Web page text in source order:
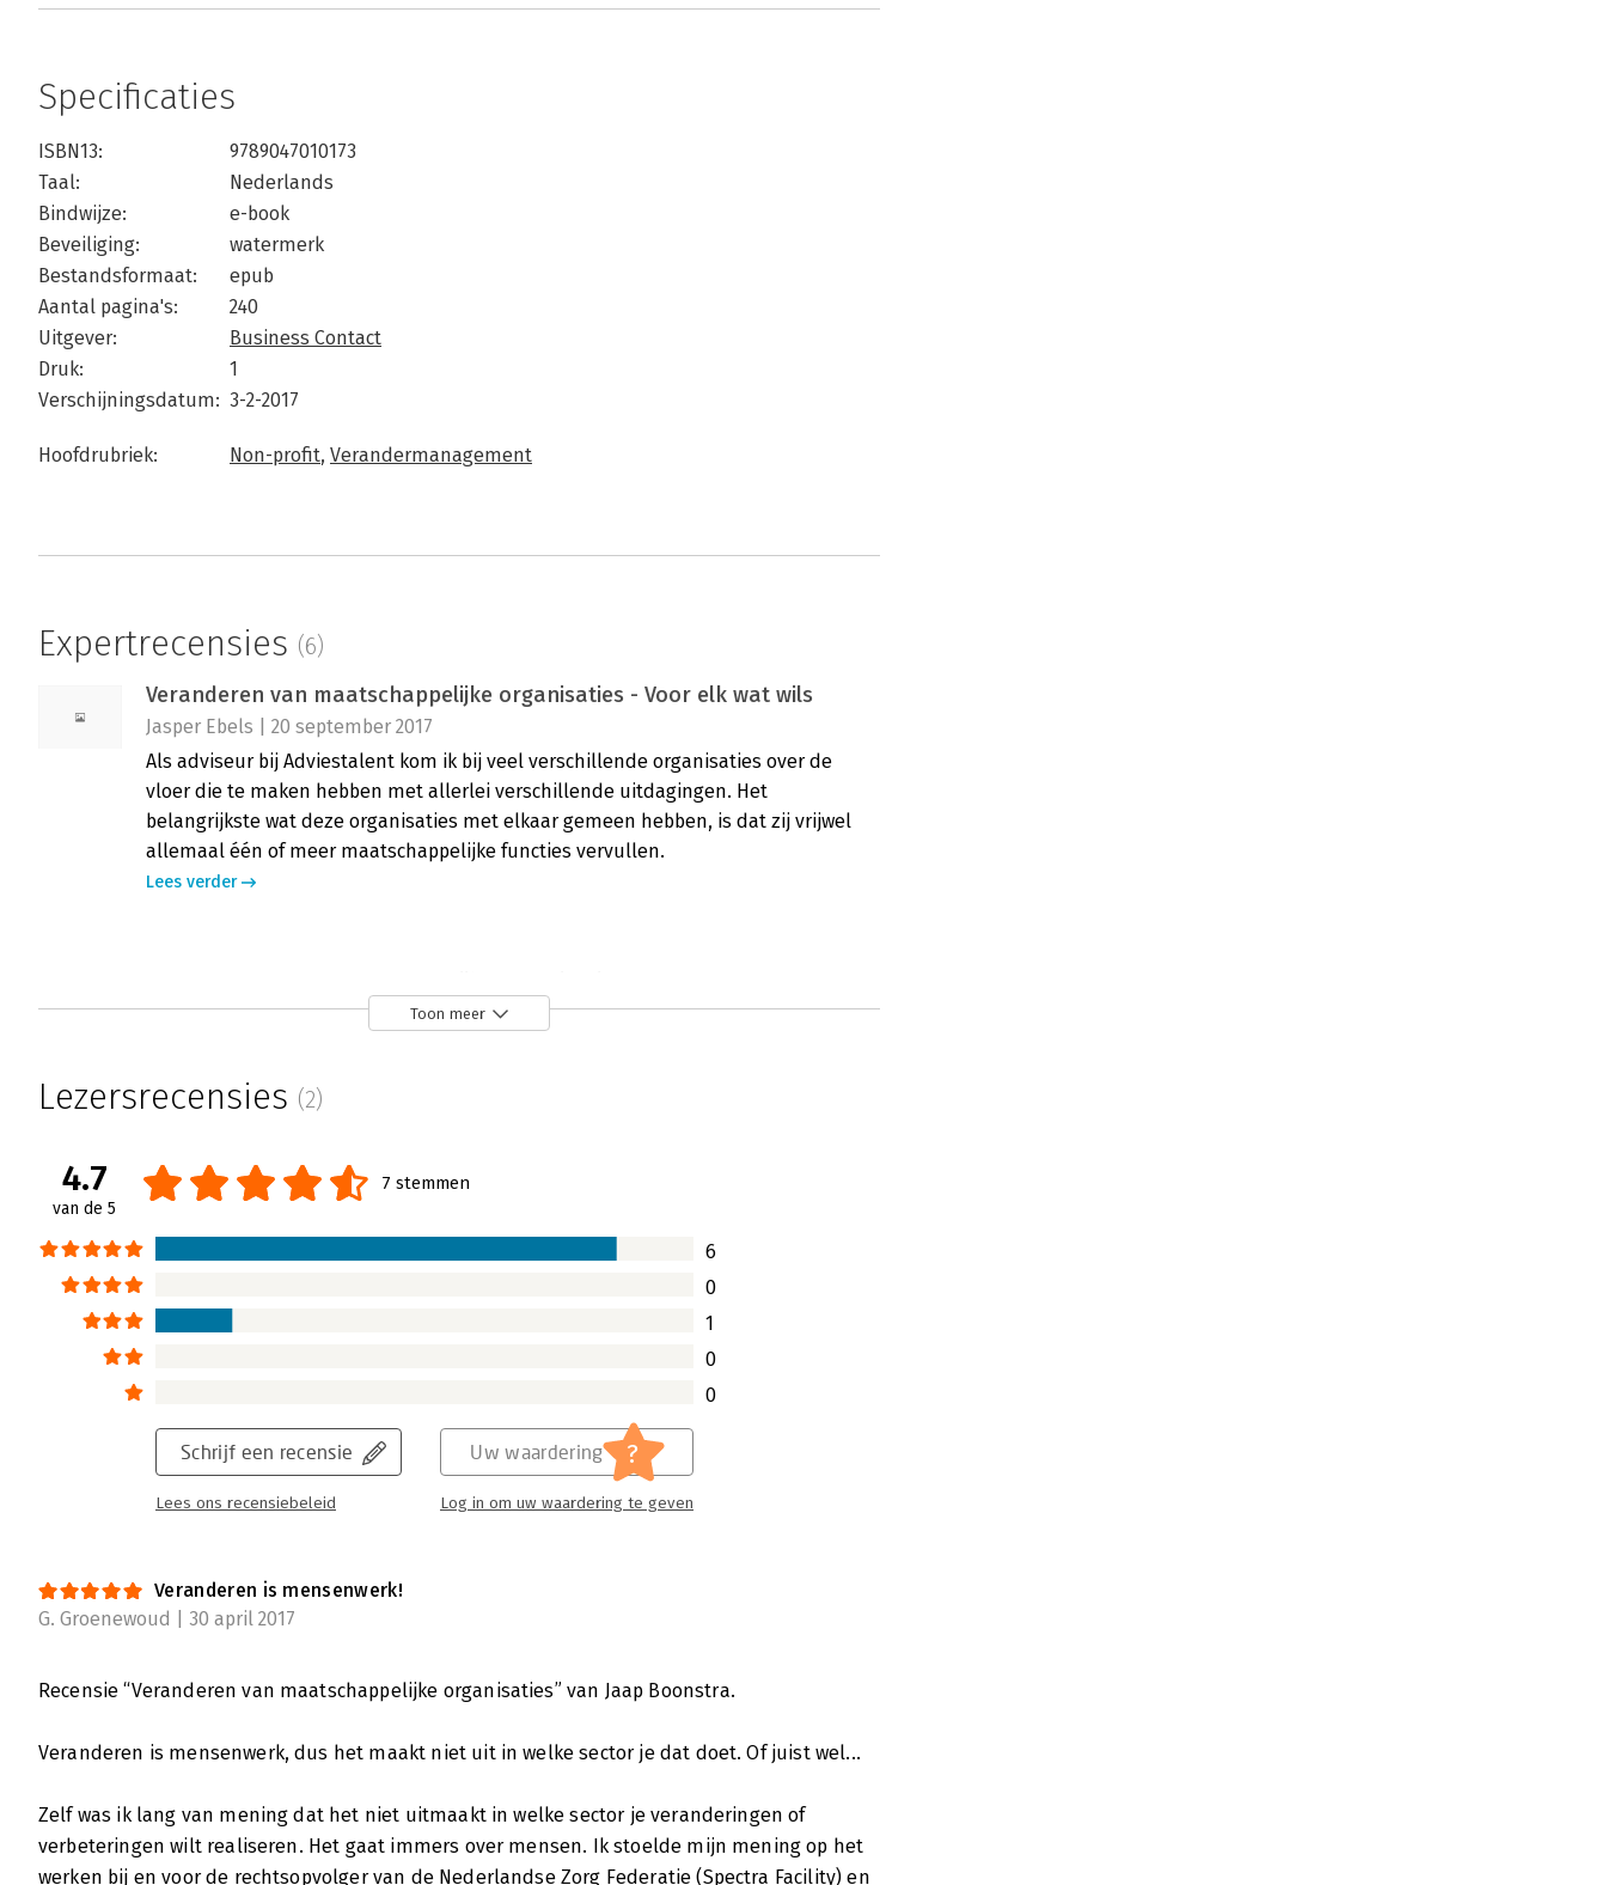
Specificaties
ISBN13:
9789047010173
Taal:
Nederlands
Bindwijze:
e-book
Beveiliging:
watermerk
Bestandsformaat:
epub
Aantal pagina's:
240
Uitgever:
Business Contact
Druk:
1
Verschijningsdatum: 3-2-2017
Hoofdrubriek: Non-profit, Verandermanagement
Expertrecensies (6)
Veranderen van maatschappelijke organisaties - Voor elk wat wils
Jasper Ebels | 20 september 2017
Als adviseur bij Adviestalent kom ik bij veel verschillende organisaties over de
vloer die te maken hebben met allerlei verschillende uitdagingen. Het
belangrijkste wat deze organisaties met elkaar gemeen hebben, is dat zij vrijwel
allemaal één of meer maatschappelijke functies vervullen.
Lees verder
Nico Jong | 1 mei 2017
wat van maatschappelijke waarde is. Ze hebben geen winstoogmerk. Ze zijn
bijzonder omdat ze functioneren in het spanningsveld tussen overheid, markt en
Lees verder
Veranderen van maatschappelijke organisaties - Een heerlijk boek
Ik zit in het ochtendzonnetje, met een kopje koffie en ik begin eindelijk aan het
boek dat ik al een tijdje heb liggen: Veranderen van maatschappelijke organisaties
Lees verder
veranderopgaven
Frank van Kuijck | 11 april 2017
media, digitalisering, verandering van businessmodellen, mondiger burgers, maar
Lees verder
Veranderen van maatschappelijke organisaties
Stefanie Beyens | 21 maart 2017
Toon meer
Lezersrecensies (2)
4.7
van de 5
7 stemmen
6
0
1
0
0
Schrijf een recensie
Lees ons recensiebeleid
Uw waardering ?
Log in om uw waardering te geven
Veranderen is mensenwerk!
G. Groenewoud | 30 april 2017
Recensie “Veranderen van maatschappelijke organisaties” van Jaap Boonstra.
Veranderen is mensenwerk, dus het maakt niet uit in welke sector je dat doet. Of juist wel...
Zelf was ik lang van mening dat het niet uitmaakt in welke sector je veranderingen of
verbeteringen wilt realiseren. Het gaat immers over mensen. Ik stoelde mijn mening op het
werken bij en voor de rechtsopvolger van de Nederlandse Zorg Federatie (Spectra Facility) en